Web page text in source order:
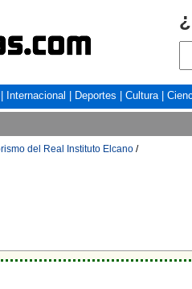
Internacional Deportes Cultura|
del Real Instituto Elcano /